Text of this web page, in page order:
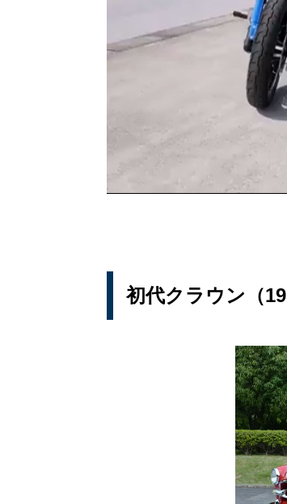
初代クラウン（